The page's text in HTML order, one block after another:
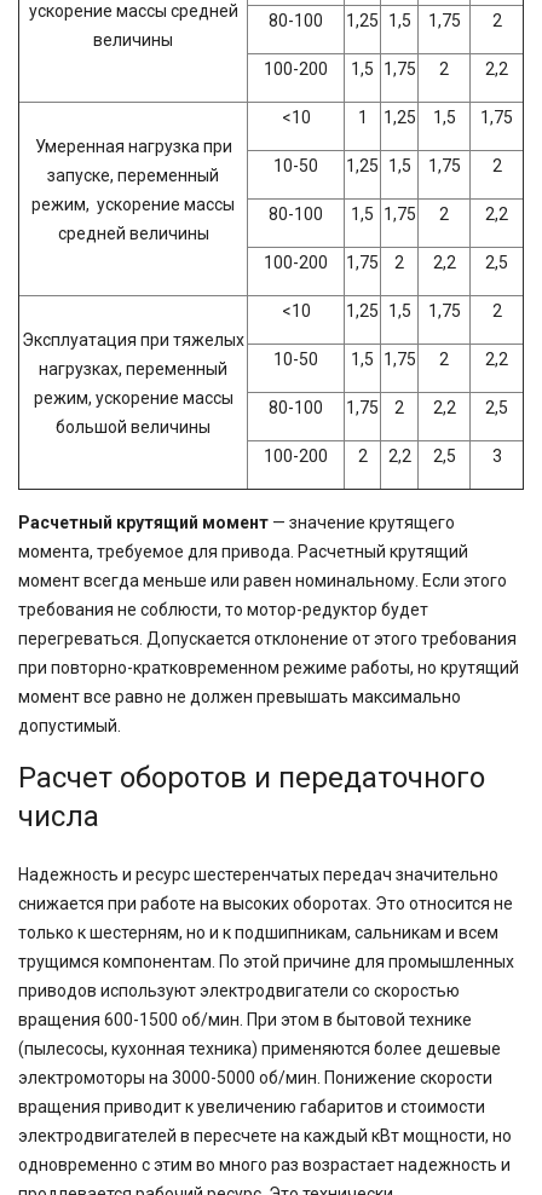
ускорение массы средней
величины
80-100 1,25 1,5 1,75 2
100-200 1,5 1,75 2 2,2
Умеренная нагрузка при
запуске, переменный
режим, ускорение массы
средней величины
<10 1 1,25 1,5 1,75
10-50 1,25 1,5 1,75 2
80-100 1,5 1,75 2 2,2
100-200 1,75 2 2,2 2,5
Эксплуатация при тяжелых
нагрузках, переменный
режим, ускорение массы
большой величины
<10 1,25 1,5 1,75 2
10-50 1,5 1,75 2 2,2
80-100 1,75 2 2,2 2,5
100-200 2 2,2 2,5 3
Расчетный крутящий момент — значение крутящего
момента, требуемое для привода. Расчетный крутящий
момент всегда меньше или равен номинальному. Если этого
требования не соблюсти, то мотор-редуктор будет
перегреваться. Допускается отклонение от этого требования
при повторно-кратковременном режиме работы, но крутящий
момент все равно не должен превышать максимально
допустимый.
Расчет оборотов и передаточного
числа
Надежность и ресурс шестеренчатых передач значительно
снижается при работе на высоких оборотах. Это относится не
только к шестерням, но и к подшипникам, сальникам и всем
трущимся компонентам. По этой причине для промышленных
приводов используют электродвигатели со скоростью
вращения 600-1500 об/мин. При этом в бытовой технике
(пылесосы, кухонная техника) применяются более дешевые
электромоторы на 3000-5000 об/мин. Понижение скорости
вращения приводит к увеличению габаритов и стоимости
электродвигателей в пересчете на каждый кВт мощности, но
одновременно с этим во много раз возрастает надежность и